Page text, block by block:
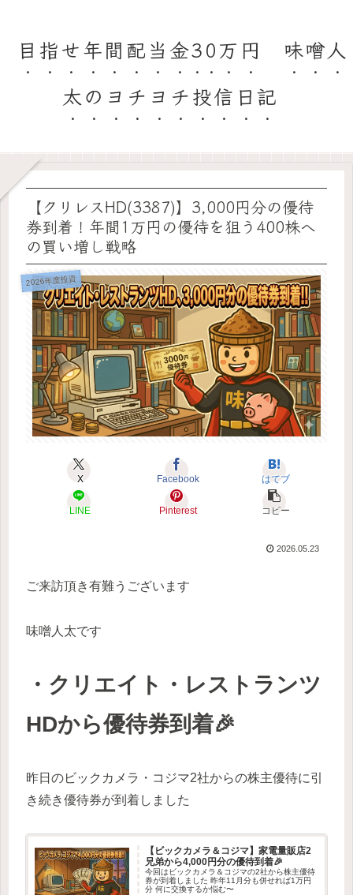
目指せ年間配当金30万円 味噌人
太のヨチヨチ投信日記
【クリレスHD(3387)】3,000円分の優待
券到着！年間1万円の優待を狙う400株へ
の買い増し戦略
2026年度投資
X Facebook はてブ
LINE Pinterest コピー
2026.05.23
ご来訪頂き有難うございます
味噌人太です
・クリエイト・レストランツ
HDから優待券到着🎉
昨日のビックカメラ・コジマ2社からの株主優待に引
き続き優待券が到着しました
【ビックカメラ＆コジマ】家電量販店2
兄弟から4,000円分の優待到着🎉
今回はビックカメラ＆コジマの2社から株主優待
券が到着しました 昨年11月分も併せれば1万円
分 何に交換するか悩む〜